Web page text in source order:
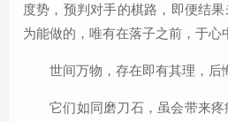
度势，预判对手的棋路，即便结
为能做的，唯有在落子之前，于心
世间万物，存在即有其理，后
它们如同磨刀石，虽会带来